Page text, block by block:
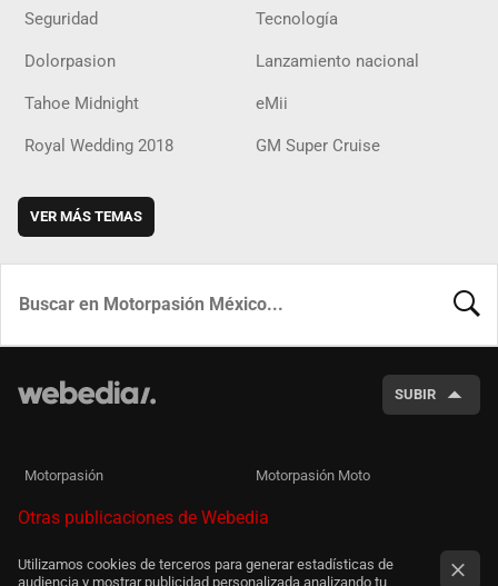
Seguridad Tecnología
Dolorpasion Lanzamiento nacional
Tahoe Midnight eMii
Royal Wedding 2018 GM Super Cruise
VER MÁS TEMAS
SUBIR
Motorpasión Motorpasión Moto
Otras publicaciones de Webedia
Utilizamos cookies de terceros para generar estadísticas de
audiencia y mostrar publicidad personalizada analizando tu